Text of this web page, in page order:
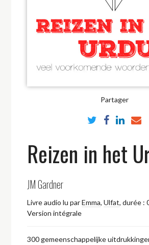
Partager
Reizen in het
JM Gardner
Livre audio lu parEmma, Ulfat, durée :
Version intégrale
300 gemeenschappelijke